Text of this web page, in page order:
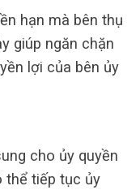
hạn mà bên thụ
giúp ngăn chặn
lợi của bên ủy
cho ủy quyền
thể tiếp tục ủy